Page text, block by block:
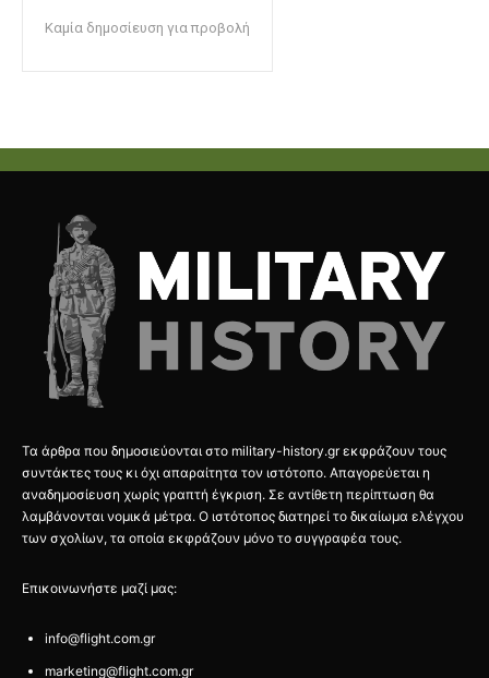
Καμία δημοσίευση για προβολή
Τα άρθρα που δημοσιεύονται στο military-history.gr εκφράζουν τους
συντάκτες τους κι όχι απαραίτητα τον ιστότοπο. Απαγορεύεται η
αναδημοσίευση χωρίς γραπτή έγκριση. Σε αντίθετη περίπτωση θα
λαμβάνονται νομικά μέτρα. Ο ιστότοπος διατηρεί το δικαίωμα ελέγχου
των σχολίων, τα οποία εκφράζουν μόνο το συγγραφέα τους.
Επικοινωνήστε μαζί μας:
info@flight.com.gr
marketing@flight.com.gr